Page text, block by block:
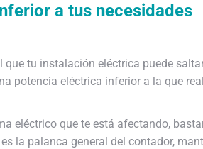
a tus necesidades
que tu instalación eléctrica puede
potencia eléctrica inferior a la que
eléctrico que te está afectando,
la palanca general del contador,